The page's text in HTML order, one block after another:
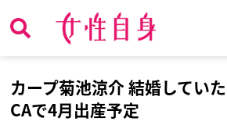
カープ菊池涼介 結婚してい
CAで4月出産予定